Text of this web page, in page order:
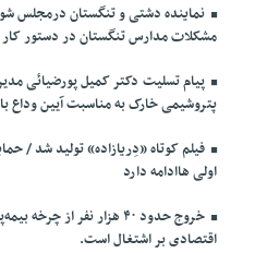
نماینده دشتی و تنگستان درمجلس
مشکلات مدارس تنگستان در دستور کار
پیام تسلیت دکتر کمیل پورضیائی
پتروشیمی خارک به مناسبت آیین وداع
فیلم کوتاه «دِریازاده» تولید شد /
اولی هاادامه دارد
خروج حدود ۴۰ هزار نفر از
اقتصادی بر اشتغال است.